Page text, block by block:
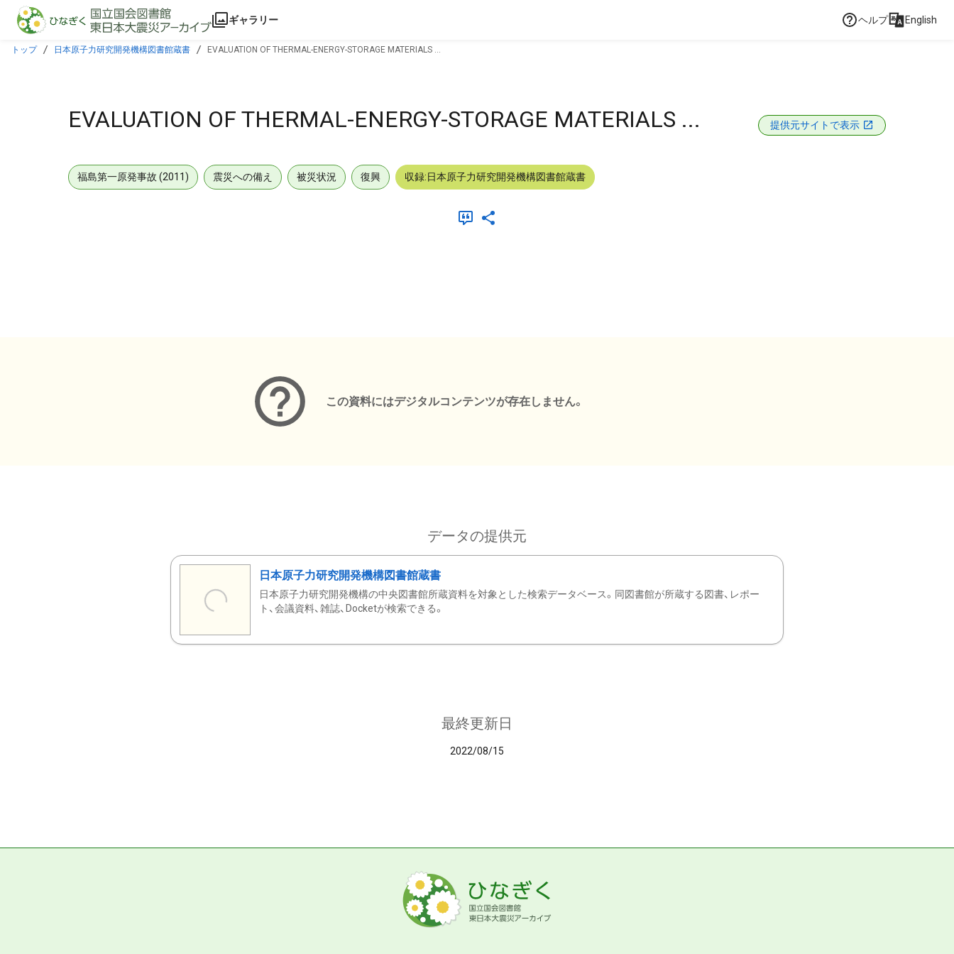
本文に飛ぶ
ギャラリー ヘルプ English
トップ 日本原子力研究開発機構図書館蔵書 EVALUATION OF THERMAL-ENERGY-STORAGE MATERIALS ...
EVALUATION OF THERMAL-ENERGY-STORAGE MATERIALS ... 提供元サイトで表示
福島第一原発事故 (2011) 震災への備え 被災状況 復興 収録:日本原子力研究開発機構図書館蔵書
この資料にはデジタルコンテンツが存在しません。
データの提供元
日本原子力研究開発機構図書館蔵書
日本原子力研究開発機構の中央図書館所蔵資料を対象とした検索データベース。同図書館が所蔵する図書、レポー
ト、会議資料、雑誌、Docketが検索できる。
最終更新日
2022/08/15